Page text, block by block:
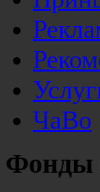
ЧаВо
Фонды